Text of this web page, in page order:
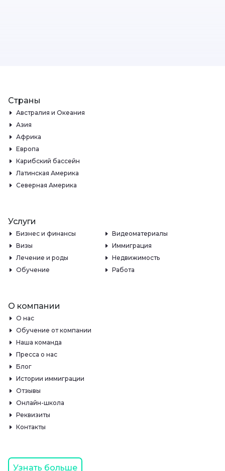
Страны
Австралия и Океания
Азия
Африка
Европа
Карибский бассейн
Латинская Америка
Северная Америка
Услуги
Бизнес и финансы
Видеоматериалы
Визы
Иммиграция
Лечение и роды
Недвижимость
Обучение
Работа
О компании
О нас
Обучение от компании
Наша команда
Пресса о нас
Блог
Истории иммиграции
Отзывы
Онлайн-школа
Реквизиты
Контакты
Узнать больше